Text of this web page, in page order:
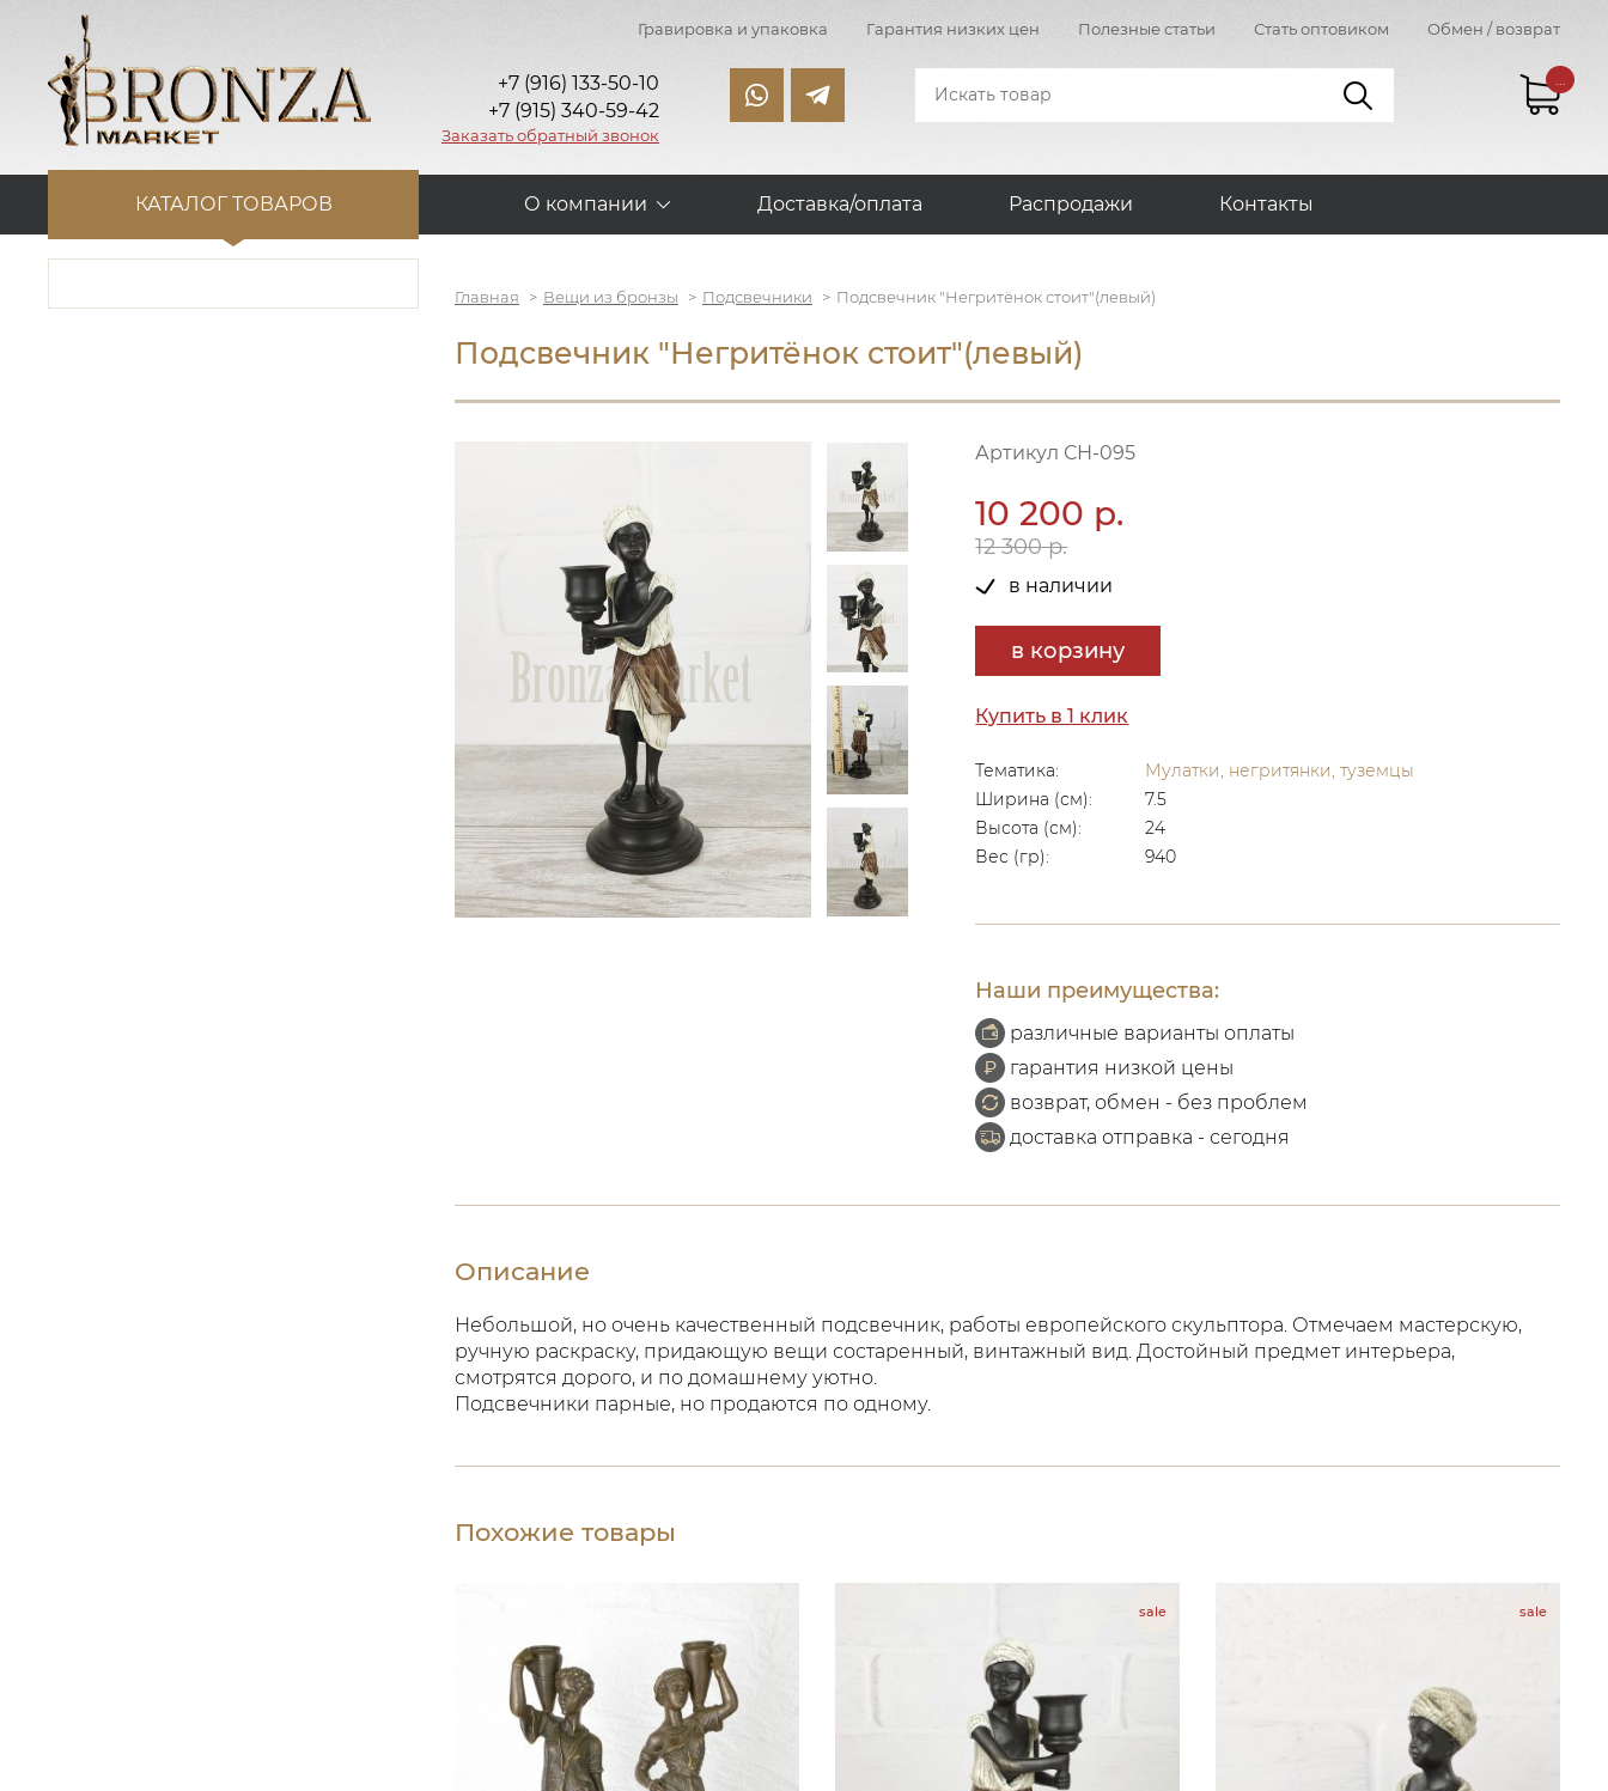
Гравировка и упаковка Гарантия низких цен Полезные статьи Стать оптовиком Обмен / возврат
+7 (916) 133-50-10
+7 (915) 340-59-42
Заказать обратный звонок
...
КАТАЛОГ ТОВАРОВ О компании Доставка/оплата Распродажи Контакты
Главная Вещи из бронзы Подсвечники Подсвечник "Негритёнок стоит"(левый)
Подсвечник "Негритёнок стоит"(левый)
Артикул СН-095
10 200 р.
12 300 р.
в наличии
в корзину
Купить в 1 клик
Тематика:
Мулатки, негритянки, туземцы
Ширина (см):
7.5
Высота (см):
24
Вес (гр):
940
Наши преимущества:
различные варианты оплаты
гарантия низкой цены
возврат, обмен - без проблем
доставка отправка - сегодня
Описание
Небольшой, но очень качественный подсвечник, работы европейского скульптора. Отмечаем мастерскую,
ручную раскраску, придающую вещи состаренный, винтажный вид. Достойный предмет интерьера,
смотрятся дорого, и по домашнему уютно.
Подсвечники парные, но продаются по одному.
Похожие товары